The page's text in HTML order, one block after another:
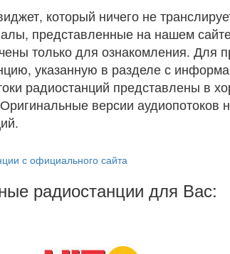
который ничего не
представленные на нашем
только для ознакомления. Для
указанную в разделе с
радиостанций представлены в
версии аудиопотоков
с официального сайта
радиостанции для Вас: